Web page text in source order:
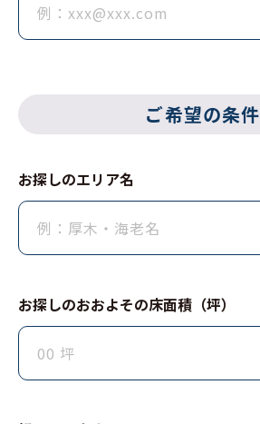
ご希望の条件
お探しのエリア名
お探しのおおよその床⾯積（坪）